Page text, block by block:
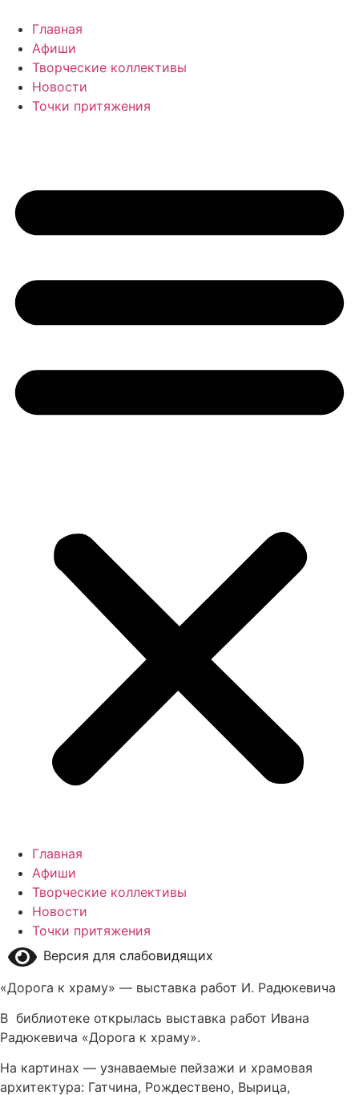
содержимому
Главная
Афиши
Творческие коллективы
Новости
Точки притяжения
Главная
Афиши
Творческие коллективы
Новости
Точки притяжения
Версия для слабовидящих
«Дорога к храму» — выставка работ И. Радюкевича
В библиотеке открылась выставка работ Ивана
Радюкевича «Дорога к храму».
На картинах — узнаваемые пейзажи и храмовая
архитектура: Гатчина, Рождествено, Вырица,